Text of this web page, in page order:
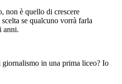
non è quello di crescere
se qualcuno vorrà farla
anni.
in una prima liceo? Io